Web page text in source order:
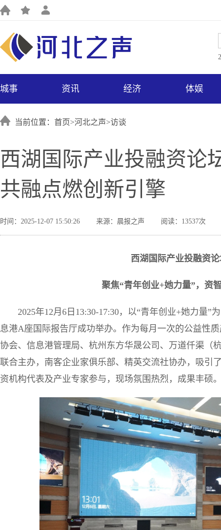
城事 资讯 经济 体娱
当前位置：首页>河北之声>访谈
西湖国际产业投融资论
共融点燃创新引擎
时间：2025-12-07 15:50:26 来源：晨报之声 阅读：13537次
西湖国际产业投融资
聚焦“青年创业+她力量”，资
2025年12月6日13:30-17:30，以“青年创业+她力量
息港A座国际报告厅成功举办。作为每月一次的公益性
协会、信息港管理局、杭州东方华晟公司、万道仟渠（
联合主办，南客企业家俱乐部、精英交流社协办，吸引
资机构代表及产业专家参与，现场氛围热烈，成果丰硕